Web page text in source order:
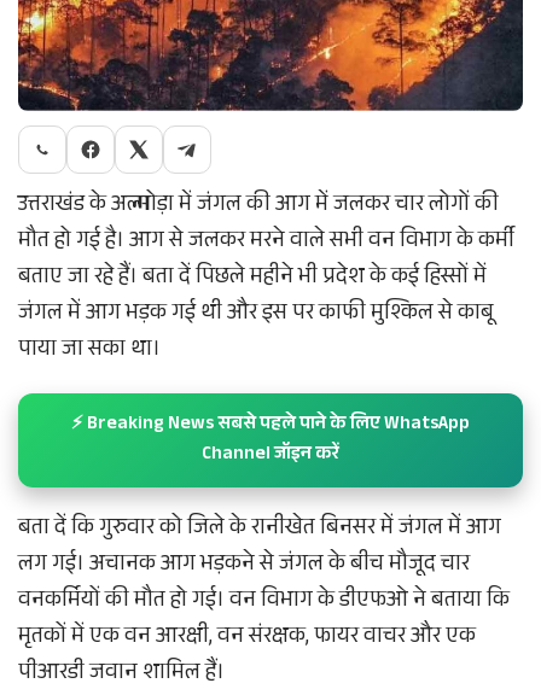
उत्तराखंड के अल्मोड़ा में जंगल की आग में जलकर चार लोगों की
मौत हो गई है। आग से जलकर मरने वाले सभी वन विभाग के कर्मी
बताए जा रहे हैं। बता दें पिछले महीने भी प्रदेश के कई हिस्सों में
जंगल में आग भड़क गई थी और इस पर काफी मुश्किल से काबू
पाया जा सका था।
⚡ Breaking News सबसे पहले पाने के लिए WhatsApp
Channel जॉइन करें
बता दें कि गुरुवार को जिले के रानीखेत बिनसर में जंगल में आग
लग गई। अचानक आग भड़कने से जंगल के बीच मौजूद चार
वनकर्मियों की मौत हो गई। वन विभाग के डीएफओ ने बताया कि
मृतकों में एक वन आरक्षी, वन संरक्षक, फायर वाचर और एक
पीआरडी जवान शामिल हैं।